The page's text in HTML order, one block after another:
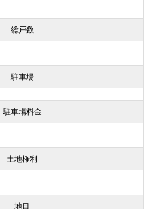
総戸数
駐車場
駐車場料金
土地権利
地目